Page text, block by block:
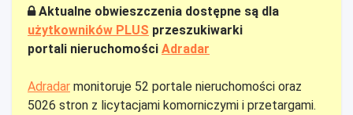
Aktualne obwieszczenia dostępne są dla
użytkowników PLUS przeszukiwarki
portali nieruchomości Adradar
Adradar monitoruje 52 portale nieruchomości oraz
5026 stron z licytacjami komorniczymi i przetargami.